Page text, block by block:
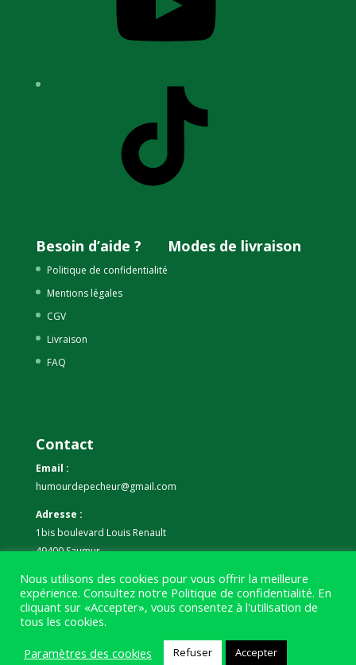
Besoin d’aide ?
Politique de confidentialité
Mentions légales
CGV
Livraison
FAQ
Modes de livraison
Contact
Email :
humourdepecheur@gmail.com
Adresse :
1bis boulevard Louis Renault
49400 Saumur
Téléphone :
07 59 61 06 63
Nous utilisons des cookies pour vous offrir la meilleure
expérience. Consultez notre Politique de confidentialité. En
cliquant sur «Accepter», vous consentez à l'utilisation de
tous les cookies.
Paramètres des cookies
Refuser Accepter